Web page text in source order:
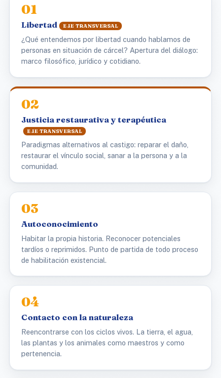
01
Libertad EJE TRANSVERSAL
¿Qué entendemos por libertad cuando hablamos de
personas en situación de cárcel? Apertura del diálogo:
marco filosófico, jurídico y cotidiano.
02
Justicia restaurativa y terapéutica
EJE TRANSVERSAL
Paradigmas alternativos al castigo: reparar el daño,
restaurar el vínculo social, sanar a la persona y a la
comunidad.
03
Autoconocimiento
Habitar la propia historia. Reconocer potenciales
tardíos o reprimidos. Punto de partida de todo proceso
de habilitación existencial.
04
Contacto con la naturaleza
Reencontrarse con los ciclos vivos. La tierra, el agua,
las plantas y los animales como maestros y como
pertenencia.